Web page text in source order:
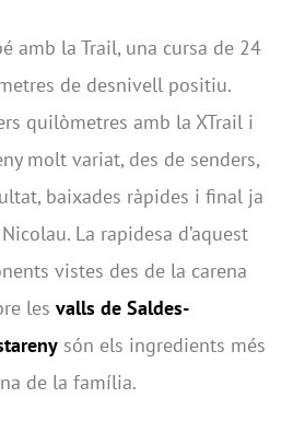
amb la Trail, una cursa de 24
de desnivell positiu.
quilòmetres amb la XTrail i
molt variat, des de senders,
baixades ràpides i final ja
La rapidesa d’aquest
vistes des de la carena
les valls de Saldes-
són els ingredients més
de la família.